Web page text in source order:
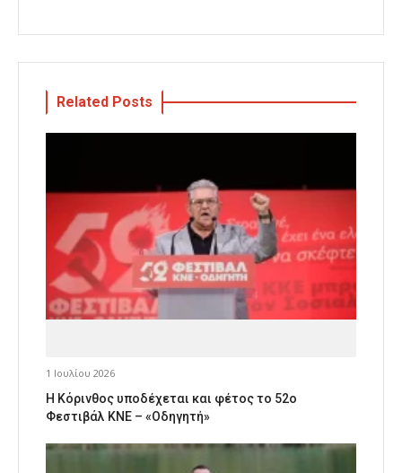
Related Posts
1 Ιουλίου 2026
Η Κόρινθος υποδέχεται και φέτος το 52ο
Φεστιβάλ ΚΝΕ – «Οδηγητή»